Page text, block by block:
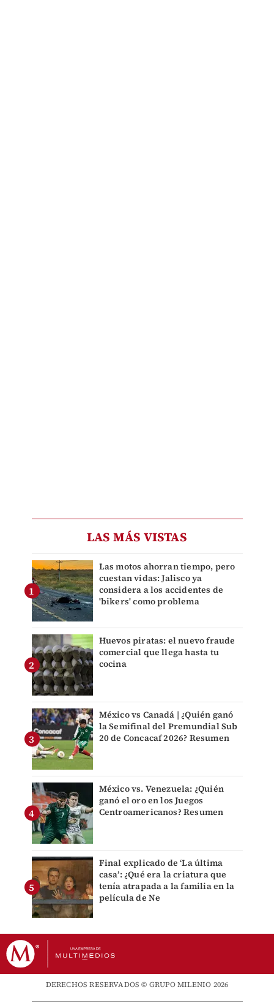
LAS MÁS VISTAS
Las motos ahorran tiempo, pero
cuestan vidas: Jalisco ya
considera a los accidentes de
'bikers' como problema
Huevos piratas: el nuevo fraude
comercial que llega hasta tu
cocina
México vs Canadá | ¿Quién ganó
la Semifinal del Premundial Sub
20 de Concacaf 2026? Resumen
México vs. Venezuela: ¿Quién
ganó el oro en los Juegos
Centroamericanos? Resumen
Final explicado de ‘La última
casa’: ¿Qué era la criatura que
tenía atrapada a la familia en la
película de Ne
DERECHOS RESERVADOS © GRUPO MILENIO 2026